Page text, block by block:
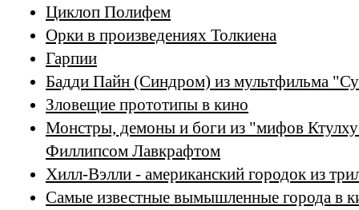
Циклоп Полифем
Орки в произведениях Толкиена
Гарпии
Бадди Пайн (Синдром) из мультфильма
Зловещие прототипы в кино
Монстры, демоны и боги из "мифов
Филлипсом Лавкрафтом
Хилл-Вэлли - американский городок из
Самые известные вымышленные города в